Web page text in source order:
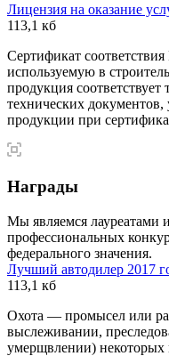
Лицензия на оказание
113,1 кб
Сертификат
используемую в
продукция
технических
продукции при
Награды
Мы являемся лауреатами
профессиональных
федерального значения.
Лучший автодилер 2017
113,1 кб
Охота — промысел или
выслеживании,
умерщвлении)